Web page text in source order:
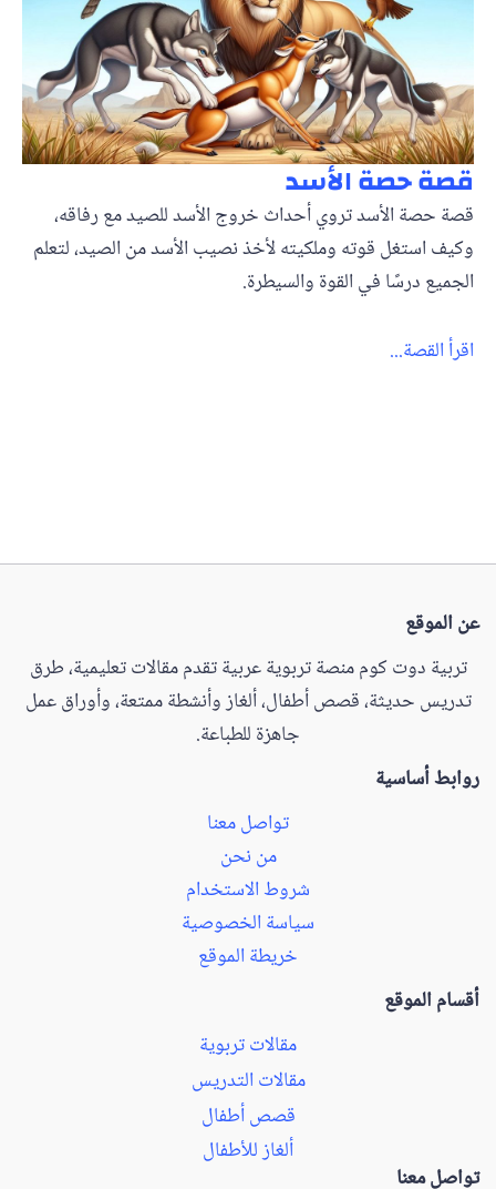
قصة حصة الأسد
قصة حصة الأسد تروي أحداث خروج الأسد للصيد مع رفاقه،
وكيف استغل قوته وملكيته لأخذ نصيب الأسد من الصيد، لتعلم
الجميع درسًا في القوة والسيطرة.
اقرأ القصة...
عن الموقع
تربية دوت كوم منصة تربوية عربية تقدم مقالات تعليمية، طرق
تدريس حديثة، قصص أطفال، ألغاز وأنشطة ممتعة، وأوراق عمل
جاهزة للطباعة.
روابط أساسية
تواصل معنا
من نحن
شروط الاستخدام
سياسة الخصوصية
خريطة الموقع
أقسام الموقع
مقالات تربوية
مقالات التدريس
قصص أطفال
ألغاز للأطفال
تواصل معنا